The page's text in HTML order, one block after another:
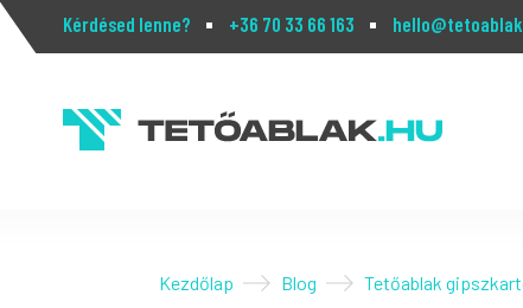
Kérdésed lenne? +36 70 33 66 163
Kezdőlap Blog Tetőablak